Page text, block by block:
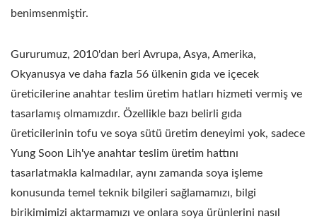
benimsenmiştir.
Gururumuz, 2010'dan beri Avrupa, Asya, Amerika,
Okyanusya ve daha fazla 56 ülkenin gıda ve içecek
üreticilerine anahtar teslim üretim hatları hizmeti vermiş ve
tasarlamış olmamızdır. Özellikle bazı belirli gıda
üreticilerinin tofu ve soya sütü üretim deneyimi yok, sadece
Yung Soon Lih'ye anahtar teslim üretim hattını
tasarlatmakla kalmadılar, aynı zamanda soya işleme
konusunda temel teknik bilgileri sağlamamızı, bilgi
birikimimizi aktarmamızı ve onlara soya ürünlerini nasıl